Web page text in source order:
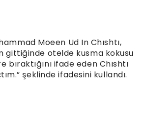
Moeen Ud In Chıshtı,
gittiğinde otelde kusma kokusu
ifade eden Chıshtı
şeklinde ifadesini kullandı.